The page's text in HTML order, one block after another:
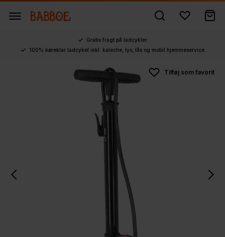
Gratis fragt på ladcykler
100% køreklar ladcykel inkl. kaleche, lys, lås og mobil hjemmeservice